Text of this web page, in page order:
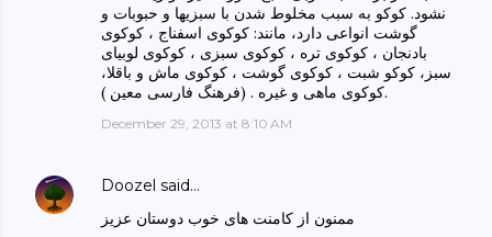
نشود. کوکو به سبب مخلوط شدن با سبزیها و حبوبات و
گوشت انواعی دارد، مانند: کوکوی اسفناج ، کوکوی
بادنجان ، کوکوی تره ، کوکوی سبزی ، کوکوی لوبیای
سبز، کوکو شبت ، کوکوی گوشت ، کوکوی ماش و باقلا،
کوکوی ماهی و غیره . (فرهنگ فارسی معین ).
December 29, 2013 at 8:10 AM
Doozel said…
ممنون از کامنت های خوب دوستان عزیز